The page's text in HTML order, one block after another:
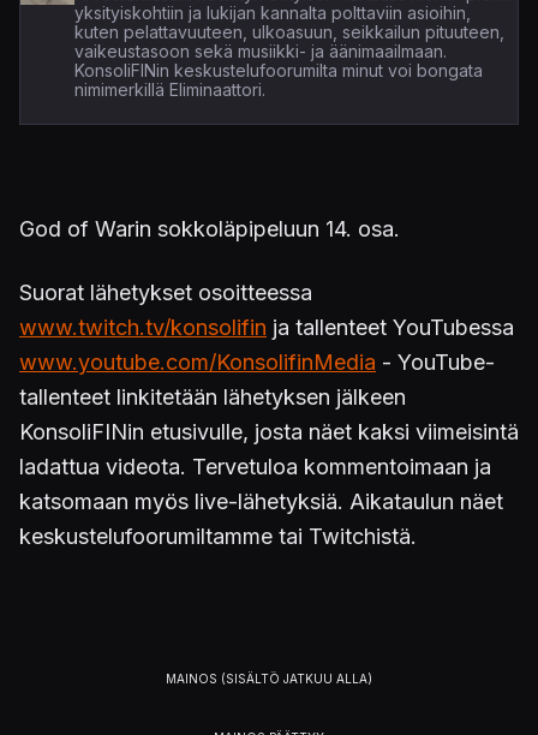
yksityiskohtiin ja lukijan kannalta polttaviin asioihin,
kuten pelattavuuteen, ulkoasuun, seikkailun pituuteen,
vaikeustasoon sekä musiikki- ja äänimaailmaan.
KonsoliFINin keskustelufoorumilta minut voi bongata
nimimerkillä Eliminaattori.
God of Warin sokkoläpipeluun 14. osa.
Suorat lähetykset osoitteessa
www.twitch.tv/konsolifin ja tallenteet YouTubessa
www.youtube.com/KonsolifinMedia - YouTube-
tallenteet linkitetään lähetyksen jälkeen
KonsoliFINin etusivulle, josta näet kaksi viimeisintä
ladattua videota. Tervetuloa kommentoimaan ja
katsomaan myös live-lähetyksiä. Aikataulun näet
keskustelufoorumiltamme tai Twitchistä.